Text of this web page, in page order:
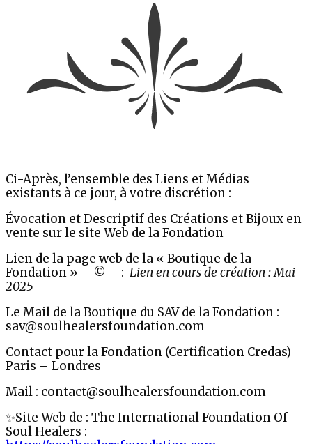
Ci-Après, l’ensemble des Liens et Médias
existants à ce jour, à votre discrétion :
Évocation et Descriptif des Créations et Bijoux en
vente sur le site Web de la Fondation
Lien de la page web de la « Boutique de la
Fondation » – © – : Lien en cours de création : Mai
2025
Le Mail de la Boutique du SAV de la Fondation :
sav@soulhealersfoundation.com
Contact pour la Fondation (Certification Credas)
Paris – Londres
Mail : contact@soulhealersfoundation.com
✨Site Web de : The International Foundation Of
Soul Healers :